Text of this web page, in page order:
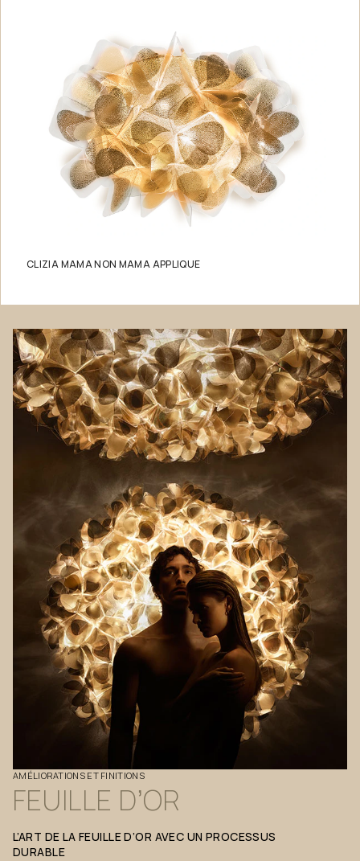
CLIZIA MAMA NON MAMA APPLIQUE
AMÉLIORATIONS ET FINITIONS
FEUILLE D’OR
L’ART DE LA FEUILLED’OR AVEC UN PROCESSUS
DURABLE